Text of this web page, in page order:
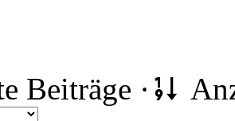
Beiträge ·